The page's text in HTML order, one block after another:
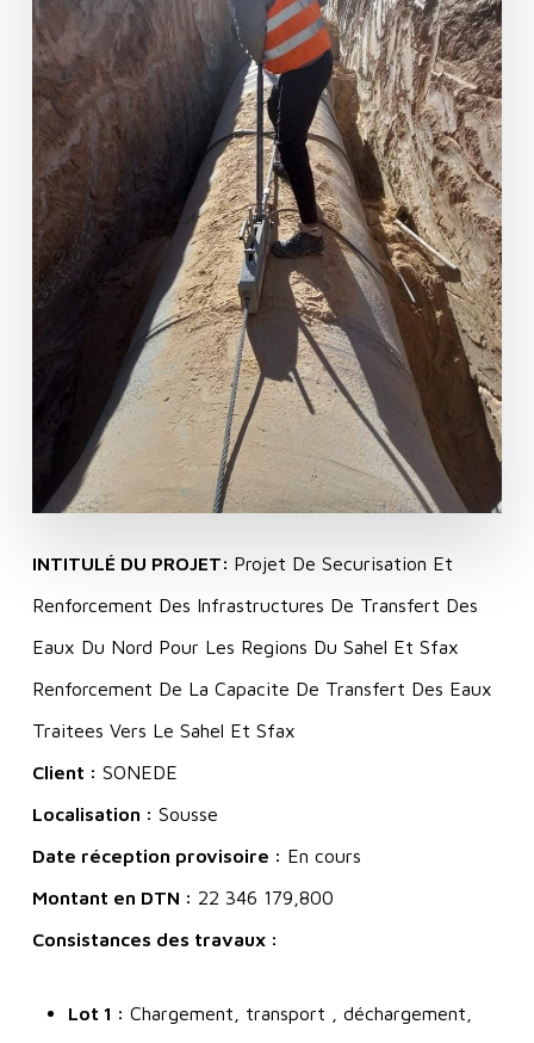
INTITULÉ DU PROJET: Projet De Securisation Et
Renforcement Des Infrastructures De Transfert Des
Eaux Du Nord Pour Les Regions Du Sahel Et Sfax
Renforcement De La Capacite De Transfert Des Eaux
Traitees Vers Le Sahel Et Sfax
Client : SONEDE
Localisation : Sousse
Date réception provisoire : En cours
Montant en DTN : 22 346 179,800
Consistances des travaux :
Lot 1 : Chargement, transport , déchargement,